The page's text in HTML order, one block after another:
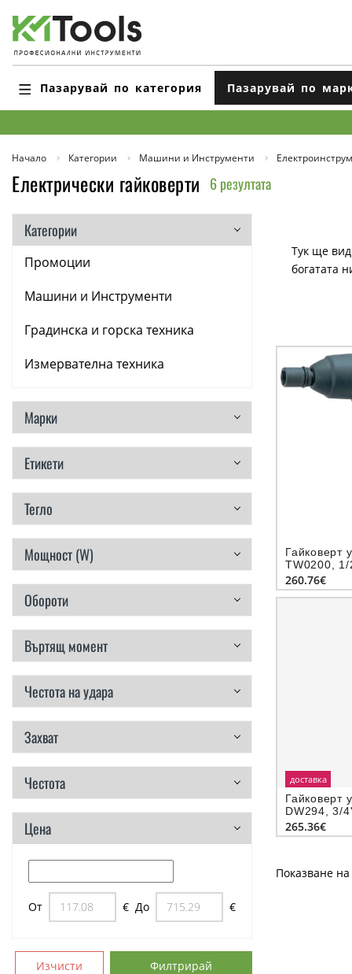
Пазарувай по категория Пазарувай по
Начало Категории Машини и Инструменти
Електрически гайковерти 6 резултата
Категории
Промоции
Машини и Инструменти
Градинска и горска техника
Измервателна техника
Аксесоари
Консумативи
Ръчни инструменти
Резервни части
Марки
Етикети
Тегло
Мощност (W)
Обороти
Въртящ момент
Честота на удара
Захват
Честота
Цена
От € До €
Изчисти Филтрирай
Тук ще
богатата
Гайковерт
TW0200,
260.76€
доставка
Гайковерт
DW294, 3/
265.36€
Показване